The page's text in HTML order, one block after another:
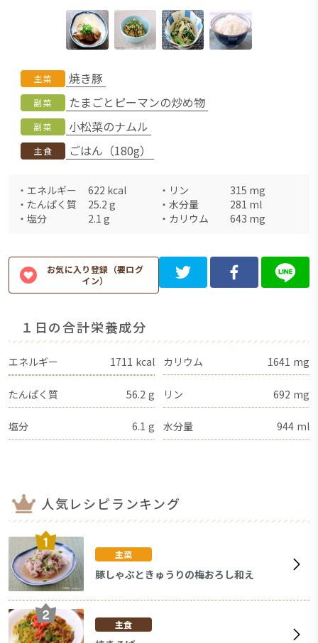
主菜 焼き豚
副菜 たまごとピーマンの炒め物
副菜 小松菜のナムル
主食 ごはん（180g）
・ エネルギー 622 kcal ・ リン 315 mg
・ たんぱく質 25.2 g ・ 水分量 281 ml
・ 塩分 2.1 g ・ カリウム 643 mg
お気に入り登録（要ログ
イン）
１日の合計栄養成分
エネルギー 1711 kcal カリウム 1641 mg
たんぱく質 56.2 g リン 692 mg
塩分 6.1 g 水分量 944 ml
人気レシピランキング
主菜
豚しゃぶときゅうりの梅おろし和え
主食